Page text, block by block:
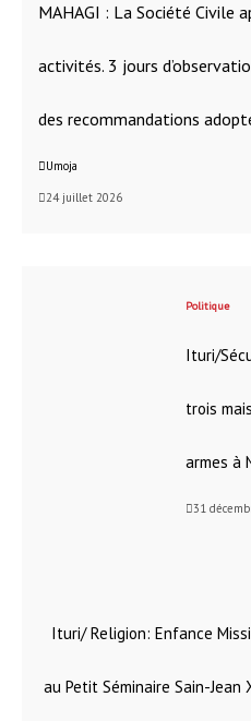
MAHAGI : La Société Civile
activités. 3 jours
des recommandations
Umoja
24 juillet 2026
Politique
Ituri/
trois
armes à
31
Ituri/ Religion: Enfance
au Petit Séminaire Sain-Jean